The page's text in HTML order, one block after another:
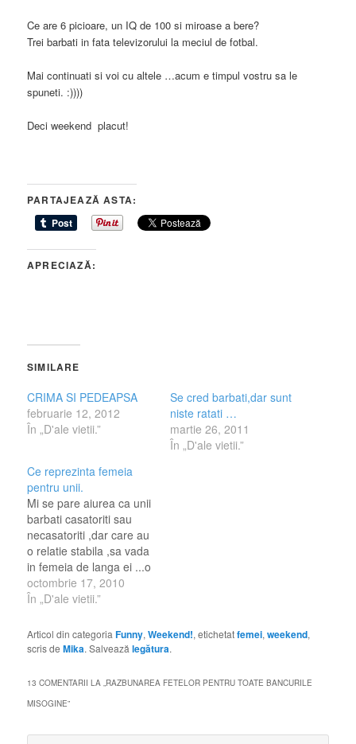
Ce are 6 picioare, un IQ de 100 si miroase a bere?
Trei barbati in fata televizorului la meciul de fotbal.
Mai continuati si voi cu altele …acum e timpul vostru sa le
spuneti. :))))
Deci weekend placut!
PARTAJEAZĂ ASTA:
APRECIAZĂ:
SIMILARE
CRIMA SI PEDEAPSA
februarie 12, 2012
În „D'ale vietii.”
Se cred barbati,dar sunt
niste ratati …
martie 26, 2011
În „D'ale vietii.”
Ce reprezinta femeia
pentru unii.
Mi se pare aiurea ca unii
barbati casatoriti sau
necasatoriti ,dar care au
o relatie stabila ,sa vada
in femeia de langa ei ...o
simpla gaura ,o sluga,o
femeie la dispozitia
copiilor lui . Saptamana
trecuta am fost la niste
degraba ca pe…
octombrie 17, 2010
În „D'ale vietii.”
Articol din categoriaFunny,Weekend!, etichetatfemei,weekend,
scris deMika. Salveazălegătura.
13 COMENTARII LA „RAZBUNAREA FETELOR PENTRU TOATE BANCURILE
MISOGINE”